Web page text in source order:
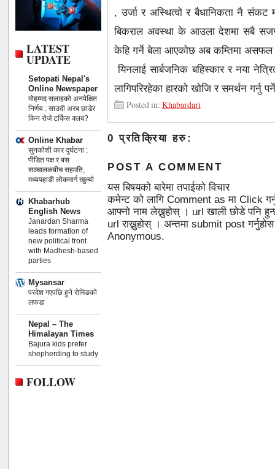
LATEST
UPDATE
Setopati Nepal's
Online Newspaper
मोहम्मद सलाहको अनपेक्षित
निर्णय : साउदी अरब छाडेर
किन रोजे टर्किस क्लब?
Online Khabar
सुनकोशी कार दुर्घटना :
पीडित पक्ष र बस
सञ्चालकबीच सहमति,
मध्यपहाडी लोकमार्ग खुल्यो
Khabarhub
English News
Janardan Sharma
leads formation of
new political front
with Madhesh-based
parties
Mysansar
परदेश गएपछि हुने रोमिङको
लफडा
Nepal – The
Himalayan Times
Bajura kids prefer
shepherding to study
FOLLOW
, उर्जा र अस्थित्वो र बैधानिकता नै
बिकराल अवस्था के आउला देशमा सबै सजग
केहि गर्ने बेला आएकोछ अब कम्तिमा
यिनलाई सार्बजनिक बहिस्कार र नया
लागिपरिरहेका हारको खोजि र समर्थन गर्नु
Posted in: Khabardari
0 प्रतिक्रिया हरु:
POST A COMMENT
यस बिषयको बारेमा तपाईको विचार
कमेन्ट को लागि Comment as मा Click
आफ्नो नाम लेख्नुहोस् । url खाली छोडे पनि
url राख्नुहोस् । अन्तमा submit post
Anonymous.